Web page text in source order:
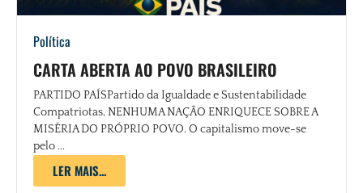
Política
CARTA ABERTA AO POVO BRASILEIRO
PARTIDO PAÍSPartido da Igualdade e Sustentabilidade
Compatriotas, NENHUMA NAÇÃO ENRIQUECE SOBRE A
MISÉRIA DO PRÓPRIO POVO. O capitalismo move-se
pelo ...
LER MAIS...